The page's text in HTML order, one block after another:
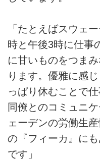
「たとえばスウェ
時と午後3時に仕事
に甘いものをつま
ります。優雅に感
っぱり休むことで
同僚とのコミュニ
ェーデンの労働生
の『フィーカ』に
です」